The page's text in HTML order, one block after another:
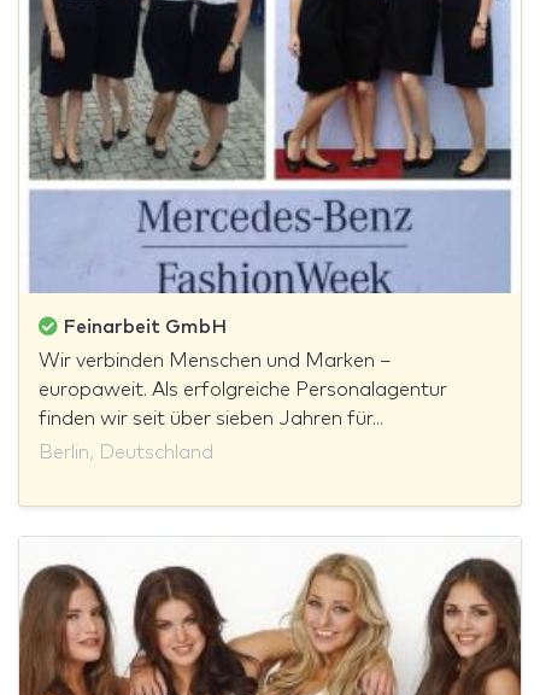
Feinarbeit GmbH
Wir verbinden Menschen und Marken –
europaweit. Als erfolgreiche Personalagentur
finden wir seit über sieben Jahren für...
Berlin, Deutschland